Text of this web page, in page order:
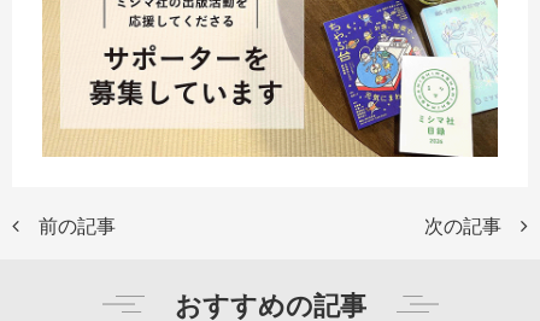
前の記事 次の記事
おすすめの記事